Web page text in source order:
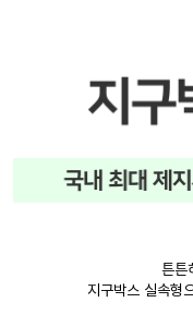
튼튼
지구박스 실속형